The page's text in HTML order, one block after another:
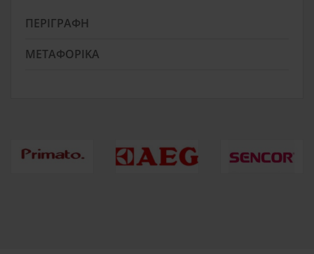
ΠΕΡΙΓΡΑΦΉ
ΜΕΤΑΦΟΡΙΚΆ